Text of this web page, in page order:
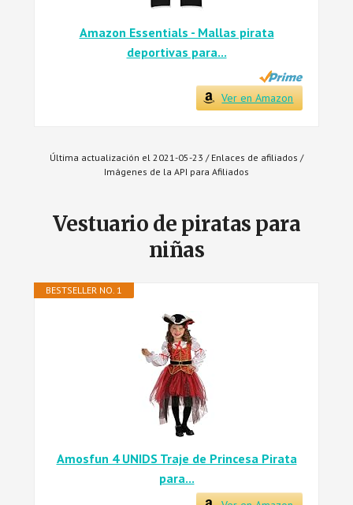
Amazon Essentials - Mallas pirata
deportivas para...
Ver en Amazon
Última actualización el 2021-05-23 / Enlaces de afiliados /
Imágenes de la API para Afiliados
Vestuario de piratas para
niñas
BESTSELLER NO. 1
Amosfun 4 UNIDS Traje de Princesa Pirata
para...